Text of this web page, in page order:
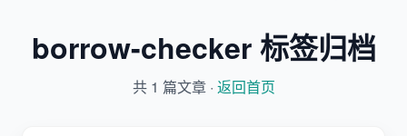
borrow-checker 标签归档
共 1 篇文章 · 返回首页